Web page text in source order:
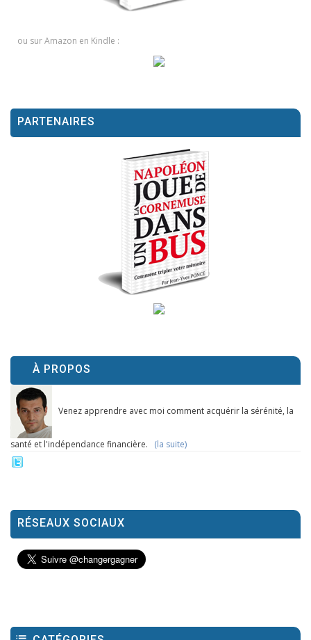
ou sur Amazon en Kindle :
PARTENAIRES
À PROPOS
Venez apprendre avec moi comment acquérir la sérénité, la
santé et l'indépendance financière. (la suite)
RÉSEAUX SOCIAUX